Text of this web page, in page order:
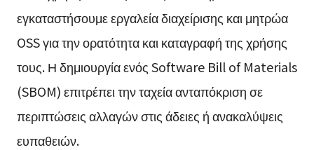
εγκαταστήσουμε εργαλεία διαχείρισης και μητρώα
OSS για την ορατότητα και καταγραφή της χρήσης
τους. Η δημιουργία ενός Software Bill of Materials
(SBOM) επιτρέπει την ταχεία ανταπόκριση σε
περιπτώσεις αλλαγών στις άδειες ή ανακαλύψεις
ευπαθειών.